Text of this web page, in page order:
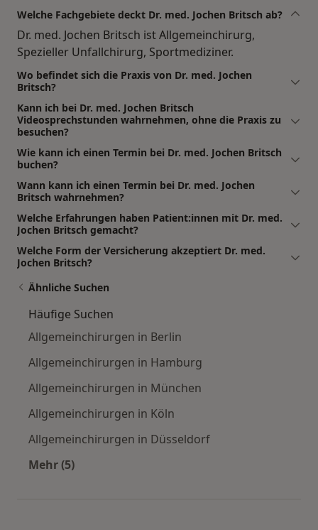
Welche Fachgebiete deckt Dr. med. Jochen Britsch ab?
Dr. med. Jochen Britsch ist Allgemeinchirurg,
Spezieller Unfallchirurg, Sportmediziner.
Wo befindet sich die Praxis von Dr. med. Jochen
Britsch?
Kann ich bei Dr. med. Jochen Britsch
Videosprechstunden wahrnehmen, ohne die Praxis zu
besuchen?
Wie kann ich einen Termin bei Dr. med. Jochen Britsch
buchen?
Wann kann ich einen Termin bei Dr. med. Jochen
Britsch wahrnehmen?
Welche Erfahrungen haben Patient:innen mit Dr. med.
Jochen Britsch gemacht?
Welche Form der Versicherung akzeptiert Dr. med.
Jochen Britsch?
Ähnliche Suchen
Häufige Suchen
Allgemeinchirurgen in Berlin
Allgemeinchirurgen in Hamburg
Allgemeinchirurgen in München
Allgemeinchirurgen in Köln
Allgemeinchirurgen in Düsseldorf
Mehr (5)